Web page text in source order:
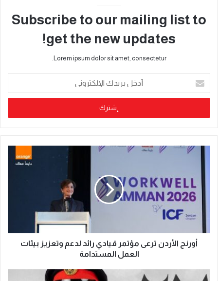
Subscribe to our mailing list to
get the new updates!
Lorem ipsum dolor sit amet, consectetur.
أورنج الأردن ترعى مؤتمر قيادي رائد لدعم وتعزيز بيئات
العمل المستدامة